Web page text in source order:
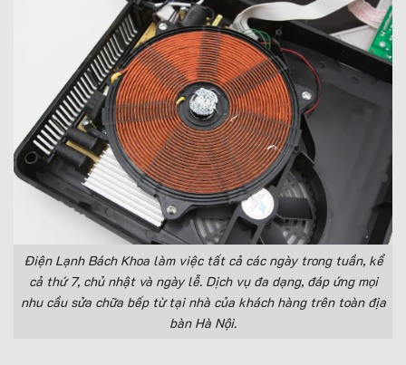
Điện Lạnh Bách Khoa làm việc tất cả các ngày trong tuần, kể
cả thứ 7, chủ nhật và ngày lễ. Dịch vụ đa dạng, đáp ứng mọi
nhu cầu sửa chữa bếp từ tại nhà của khách hàng trên toàn địa
bàn Hà Nội.